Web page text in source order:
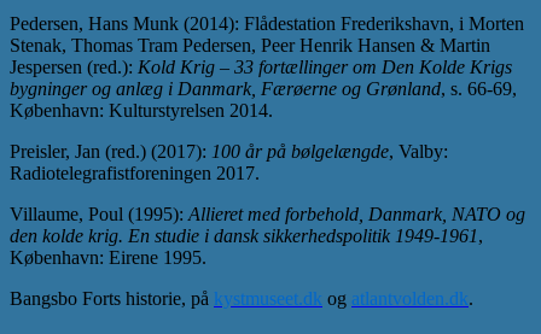
Pedersen, Hans Munk (2014): Flådestation Frederikshavn, i Morten
Stenak, Thomas Tram Pedersen, Peer Henrik Hansen & Martin
Jespersen (red.): Kold Krig – 33 fortællinger om Den Kolde Krigs
bygninger og anlæg i Danmark, Færøerne og Grønland, s. 66-69,
København: Kulturstyrelsen 2014.
Preisler, Jan (red.) (2017): 100 år på bølgelængde, Valby:
Radiotelegrafistforeningen 2017.
Villaume, Poul (1995): Allieret med forbehold, Danmark, NATO og
den kolde krig. En studie i dansk sikkerhedspolitik 1949-1961,
København: Eirene 1995.
Bangsbo Forts historie, på kystmuseet.dk og atlantvolden.dk.